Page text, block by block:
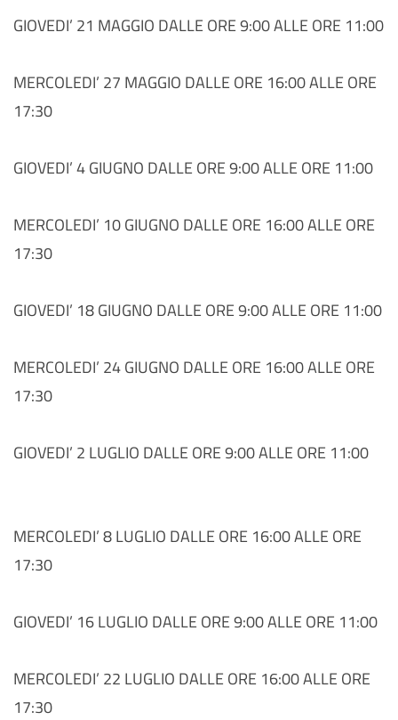
GIOVEDI’ 21 MAGGIO DALLE ORE 9:00 ALLE ORE 11:00
MERCOLEDI’ 27 MAGGIO DALLE ORE 16:00 ALLE ORE
17:30
GIOVEDI’ 4 GIUGNO DALLE ORE 9:00 ALLE ORE 11:00
MERCOLEDI’ 10 GIUGNO DALLE ORE 16:00 ALLE ORE
17:30
GIOVEDI’ 18 GIUGNO DALLE ORE 9:00 ALLE ORE 11:00
MERCOLEDI’ 24 GIUGNO DALLE ORE 16:00 ALLE ORE
17:30
GIOVEDI’ 2 LUGLIO DALLE ORE 9:00 ALLE ORE 11:00
MERCOLEDI’ 8 LUGLIO DALLE ORE 16:00 ALLE ORE
17:30
GIOVEDI’ 16 LUGLIO DALLE ORE 9:00 ALLE ORE 11:00
MERCOLEDI’ 22 LUGLIO DALLE ORE 16:00 ALLE ORE
17:30